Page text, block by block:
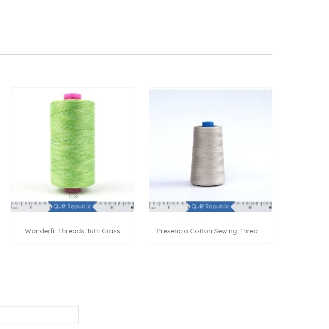
Wonderfil Threads Tutti Grass Presencia Cotton Sewing Thread 3-ply 60wt 4882 Yards Grey